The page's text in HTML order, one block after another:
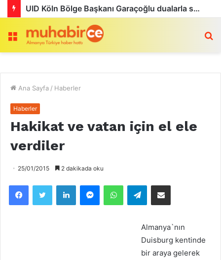
Menü
Ana Sayfa / Haberler
Haberler
Hakikat ve vatan için el ele
verdiler
25/01/2015 2 dakikada oku
Telegram
Almanya`nın
Duisburg kentinde
bir araya gelerek